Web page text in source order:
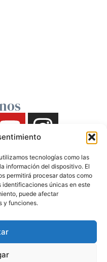
tecnologías como las
información del dispositivo. El
permitirá procesar datos como
identificaciones únicas en este
puede afectar
y funciones.